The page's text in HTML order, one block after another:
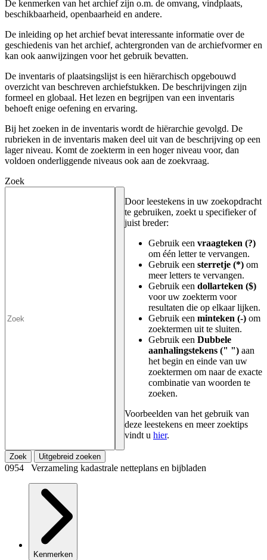
De kenmerken van het archief zijn o.m. de omvang, vindplaats,
beschikbaarheid, openbaarheid en andere.
De inleiding op het archief bevat interessante informatie over de
geschiedenis van het archief, achtergronden van de archiefvormer en
kan ook aanwijzingen voor het gebruik bevatten.
De inventaris of plaatsingslijst is een hiërarchisch opgebouwd
overzicht van beschreven archiefstukken. De beschrijvingen zijn
formeel en globaal. Het lezen en begrijpen van een inventaris
behoeft enige oefening en ervaring.
Bij het zoeken in de inventaris wordt de hiërarchie gevolgd. De
rubrieken in de inventaris maken deel uit van de beschrijving op een
lager niveau. Komt de zoekterm in een hoger niveau voor, dan
voldoen onderliggende niveaus ook aan de zoekvraag.
Zoek
Door leestekens in uw zoekopdracht
te gebruiken, zoekt u specifieker of
juist breder:
Gebruik een vraagteken (?)
om één letter te vervangen.
Gebruik een sterretje (*) om
meer letters te vervangen.
Gebruik een dollarteken ($)
voor uw zoekterm voor
resultaten die op elkaar lijken.
Gebruik een minteken (-) om
zoektermen uit te sluiten.
Gebruik een Dubbele
aanhalingstekens (" ") aan
het begin en einde van uw
zoektermen om naar de exacte
combinatie van woorden te
zoeken.
Voorbeelden van het gebruik van
deze leestekens en meer zoektips
vindt u hier.
Zoek Uitgebreid zoeken
0954 Verzameling kadastrale netteplans en bijbladen
Kenmerken